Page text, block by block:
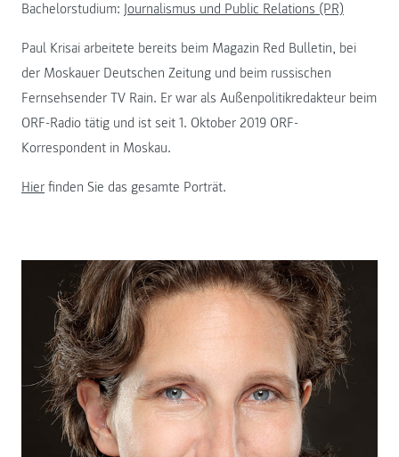
Bachelorstudium: Journalismus und Public Relations (PR)
Paul Krisai arbeitete bereits beim Magazin Red Bulletin, bei
der Moskauer Deutschen Zeitung und beim russischen
Fernsehsender TV Rain. Er war als Außenpolitikredakteur beim
ORF-Radio tätig und ist seit 1. Oktober 2019 ORF-
Korrespondent in Moskau.
Hier finden Sie das gesamte Porträt.